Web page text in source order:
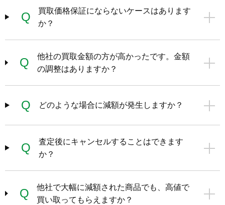
Q
買取価格保証にならないケースはあります
か？
Q
他社の買取金額の方が高かったです。金額
の調整はありますか？
Q どのような場合に減額が発生しますか？
Q
査定後にキャンセルすることはできます
か？
Q
他社で大幅に減額された商品でも、高値で
買い取ってもらえますか？